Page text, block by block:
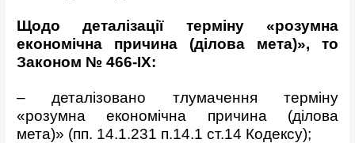
Щодо деталізації терміну «розумна
економічна причина (ділова мета)», то
Законом № 466-IX:
– деталізовано тлумачення терміну
«розумна економічна причина (ділова
мета)» (пп. 14.1.231 п.14.1 ст.14 Кодексу);